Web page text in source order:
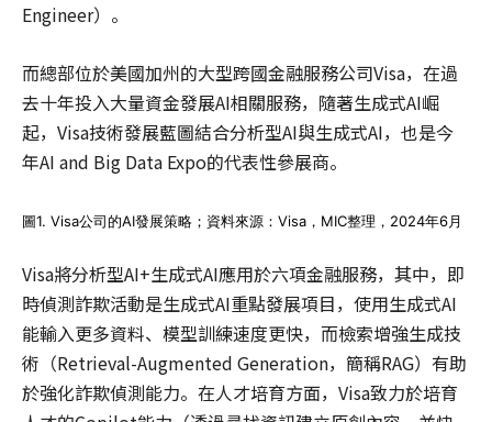
Engineer）。
而總部位於美國加州的大型跨國金融服務公司Visa，在過
去十年投入大量資金發展AI相關服務，隨著生成式AI崛
起，Visa技術發展藍圖結合分析型AI與生成式AI，也是今
年AI and Big Data Expo的代表性參展商。
圖1. Visa公司的AI發展策略；資料來源：Visa，MIC整理，2024年6月
Visa將分析型AI+生成式AI應用於六項金融服務，其中，即
時偵測詐欺活動是生成式AI重點發展項目，使用生成式AI
能輸入更多資料、模型訓練速度更快，而檢索增強生成技
術（Retrieval-Augmented Generation，簡稱RAG）有助
於強化詐欺偵測能力。在人才培育方面，Visa致力於培育